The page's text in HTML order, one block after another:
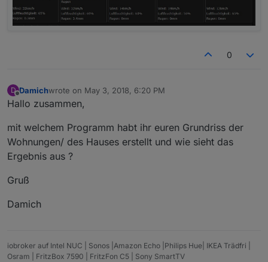
0
D
Offline
Damichwrote on May 3, 2018, 6:20 PM
last edited by
Hallo zusammen,
mit welchem Programm habt ihr euren Grundriss der
Wohnungen/ des Hauses erstellt und wie sieht das
Ergebnis aus ?
Gruß
Damich
iobroker auf Intel NUC | Sonos |Amazon Echo |Philips Hue| IKEA Trädfri |
Osram | FritzBox 7590 | FritzFon C5 | Sony SmartTV